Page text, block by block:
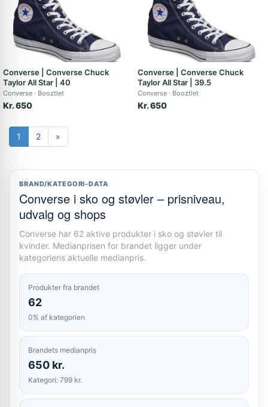
Converse | Converse Chuck
Taylor All Star | 40
Converse Booztlet
Kr. 650
Converse | Converse Chuck
Taylor All Star | 39.5
Converse Booztlet
Kr. 650
1 2 »
BRAND/KATEGORI-DATA
Converse i sko og støvler – prisniveau,
udvalg og shops
Converse har 62 aktive produkter i sko og støvler til
kvinder. Medianprisen for brandet ligger under
kategoriens aktuelle medianpris.
Produkter fra brandet
62
0% af kategorien
Brandets medianpris
650 kr.
Kategori: 799 kr.